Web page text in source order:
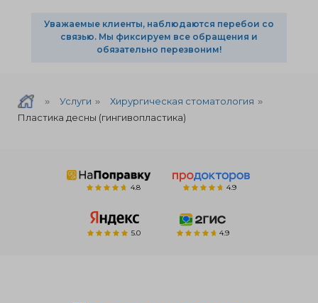
Уважаемые клиенты, наблюдаются перебои со
связью. Мы фиксируем все обращения и
обязательно перезвоним!
» Услуги » Хирургическая стоматология »
Пластика десны (гингивопластика)
4.9
4.8
5.0
4.9